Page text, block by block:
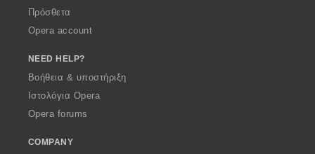
Πρόσθετα
Opera account
NEED HELP?
Βοήθεια & υποστήριξη
Ιστολόγια Opera
Opera forums
COMPANY